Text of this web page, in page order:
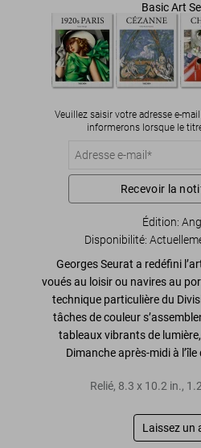
Basic Art
Veuillez saisir votre adresse e-
informerons lorsque le
Recevoir la
Édition:
Disponibilité:
Georges Seurat a redéfini
voués au loisir ou navires au
technique particulière du
tâches de couleur
tableauxvibrants de lumière
Dimanche après-midi à
Relié, 8.3 x 10.2 in.,
Laissez un